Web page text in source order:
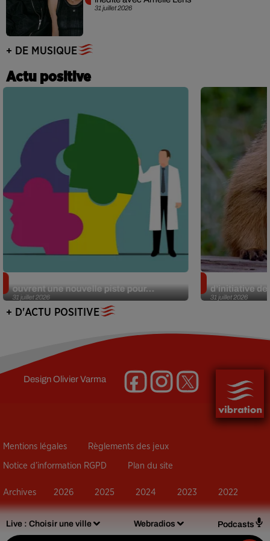
Live : Choisir une ville Webradios Podcasts
31 juillet 2026
+ DE MUSIQUE
Actu positive
31 juillet 2026
ouvrent une nouvelle piste pour...
31 juillet 2026
d’initiative
+ D'ACTU POSITIVE
DesignOlivier Varma
Mentions légales Règlements des jeux
Notice d’information RGPD Plan du site
Archives 2026 2025 2024 2023 2022